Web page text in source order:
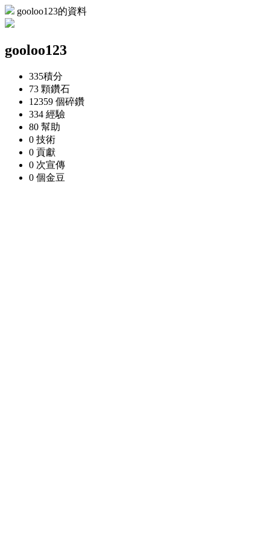
gooloo123的資料
gooloo123
335積分
73 顆鑽石
12359 個碎鑽
334 經驗
80 幫助
0 技術
0 貢獻
0 次宣傳
0 個金豆